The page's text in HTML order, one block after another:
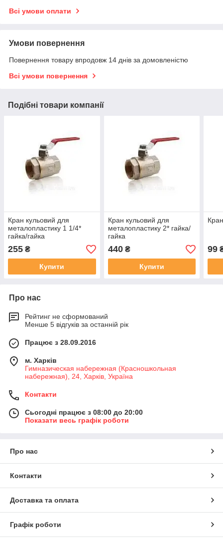
Всі умови оплати
Умови повернення
Повернення товару впродовж 14 днів за домовленістю
Всі умови повернення
Подібні товари компанії
Кран кульовий для
металопластику 1 1/4*
гайка/гайка
255 ₴
Купити
Кран кульовий для
металопластику 2* гайка/
гайка
440₴
Купити
99
Про нас
Рейтинг не сформований
Менше 5 відгуків за останній рік
Працює з 28.09.2016
м. Харків
Гимназическая набережная (Красношкольная
набережная), 24, Харків, Україна
Контакти
Сьогодні працює з 08:00 до 20:00
Показати весь графік роботи
Про нас
Контакти
Доставка та оплата
Графік роботи